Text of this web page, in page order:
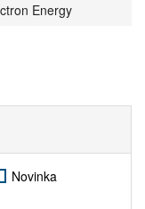
Energy
Novinka